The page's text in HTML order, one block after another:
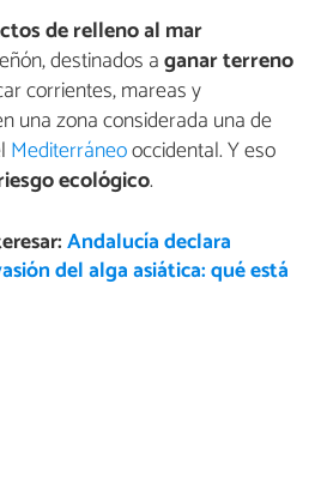
de relleno al mar
destinados aganar terreno
corrientes, mareas y
una zona considerada una de
Mediterráneooccidental. Y eso
ecológico.
Andalucía declara
del alga asiática: qué está